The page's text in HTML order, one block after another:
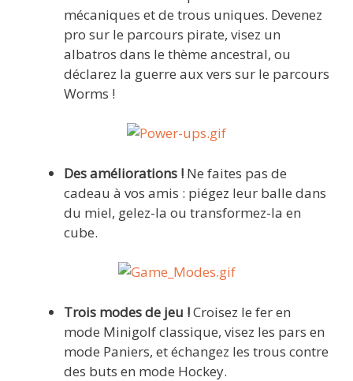
mécaniques et de trous uniques. Devenez
pro sur le parcours pirate, visez un
albatros dans le thème ancestral, ou
déclarez la guerre aux vers sur le parcours
Worms !
Des améliorations ! Ne faites pas de
cadeau à vos amis : piégez leur balle dans
du miel, gelez-la ou transformez-la en
cube.
Trois modes de jeu !Croisez le fer en
mode Minigolf classique, visez les pars en
mode Paniers, et échangez les trous contre
des buts en mode Hockey.